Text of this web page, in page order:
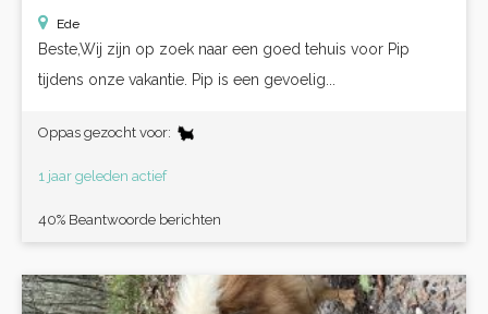
Ede
Beste,Wij zijn op zoek naar een goed tehuis voor Pip
tijdens onze vakantie. Pip is een gevoelig...
Oppas gezocht voor:
1 jaar geleden actief
40% Beantwoorde berichten